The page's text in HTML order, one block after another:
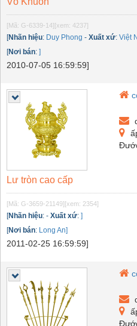
[Mã: G-6339-14][xem: 4237]
[Nhãn hiệu: Duy Phong - Xuất xứ: Việt
[Nơi bán: ]
2010-07-05 16:59:59]
Lư tròn cao cấp
[Mã: G-3659-21149][xem: 2354]
[Nhãn hiệu: - Xuất xứ: ]
[Nơi bán: Long An]
2011-02-25 16:59:59]